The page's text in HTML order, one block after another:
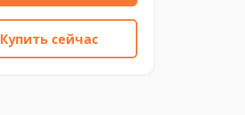
Купить сейчас